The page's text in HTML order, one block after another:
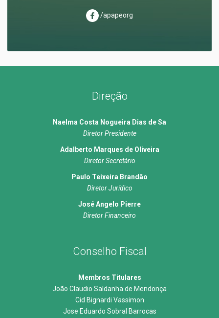
/apapeorg
Direção
Naelma Costa Nogueira Dias de Sa
Diretor Presidente
Adalberto Marques de Oliveira
Diretor Secretário
Paulo Teixeira Brandão
Diretor Jurídico
José Angelo Pierre
Diretor Financeiro
Conselho Fiscal
Membros Titulares
João Claudio Saldanha de Mendonça
Cid Bignardi Vassimon
Jose Eduardo Sobral Barrocas